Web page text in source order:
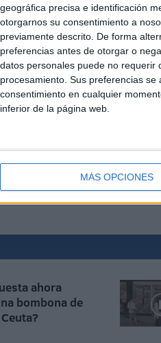
geográfica precisa e identificación
otorgarnos su consentimiento a
previamente descrito. De forma
preferencias antes de otorgar o
datos personales puede no requerir
procesamiento. Sus preferencias
consentimiento en cualquier
inferior de la página web.
MÁS OPCIONES
de Vida
ahora
bombona de